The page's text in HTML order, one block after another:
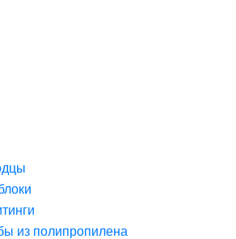
из полипропилена